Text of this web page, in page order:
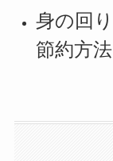
身の回
節約方法